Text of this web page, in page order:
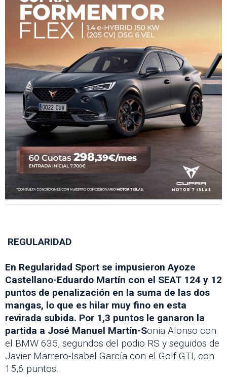
REGULARIDAD
En Regularidad Sport se impusieron Ayoze
Castellano-Eduardo Martín con el SEAT 124 y 12
puntos de penalización en la suma de las dos
mangas, lo que es hilar muy fino en esta
revirada subida. Por 1,3 puntos le ganaron la
partida a José Manuel Martín-Sonia Alonso con
el BMW 635, segundos del podio RS y seguidos de
Javier Marrero-Isabel García con el Golf GTI, con
15,6 puntos.